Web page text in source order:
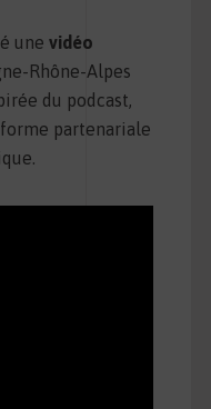
une vidéo
Rhône-Alpes
du podcast,
partenariale